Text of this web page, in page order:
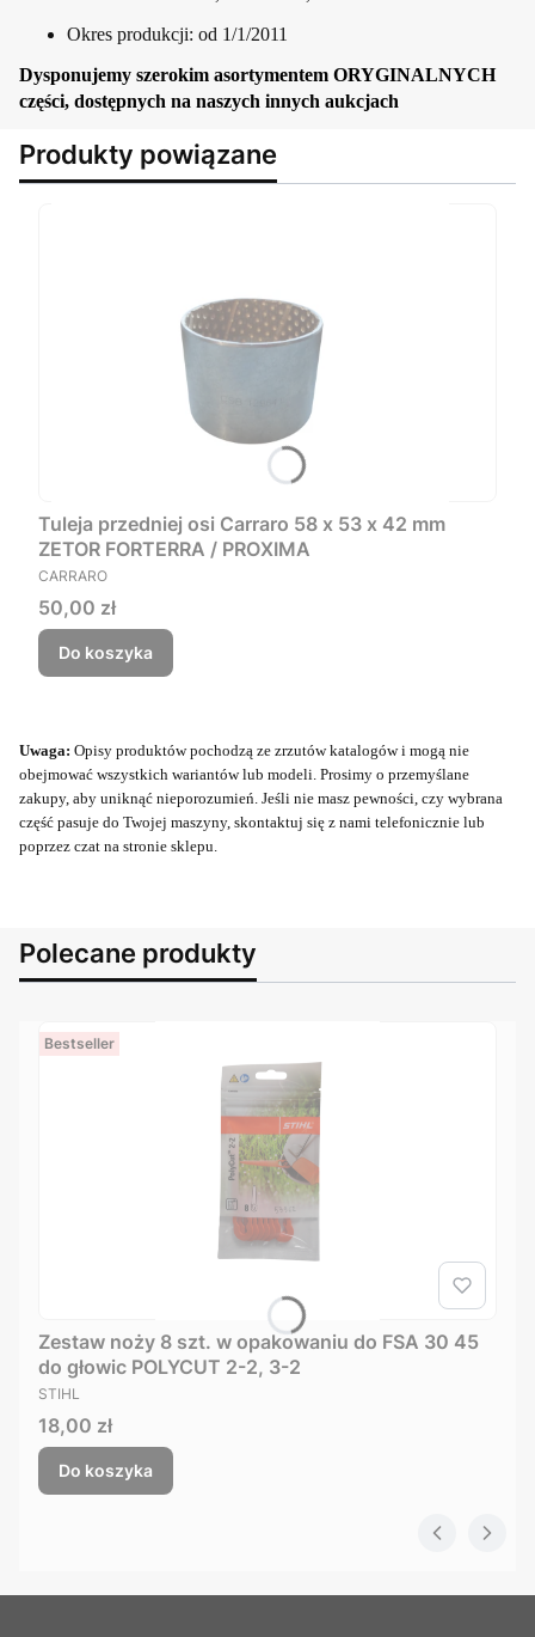
Okres produkcji: od 1/1/2011
Dysponujemy szerokim asortymentem ORYGINALNYCH
części, dostępnych na naszych innych aukcjach
Produkty powiązane
Tuleja przedniej osi Carraro 58 x 53 x 42 mm
ZETOR FORTERRA / PROXIMA
PRODUCENT
CARRARO
Cena
50,00 zł
Do koszyka
Uwaga: Opisy produktów pochodzą ze zrzutów katalogów i mogą nie
obejmować wszystkich wariantów lub modeli. Prosimy o przemyślane
zakupy, aby uniknąć nieporozumień. Jeśli nie masz pewności, czy wybrana
część pasuje do Twojej maszyny, skontaktuj się z nami telefonicznie lub
poprzez czat na stronie sklepu.
Polecane produkty
Bestseller
Zestaw noży 8 szt. w opakowaniu do FSA 30 45
do głowic POLYCUT 2-2, 3-2
PRODUCENT
STIHL
Cena
18,00 zł
Do koszyka